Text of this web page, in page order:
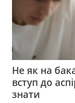
Не як на
вступ до
знати